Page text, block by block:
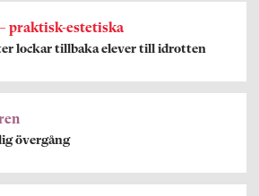
praktisk-estetiska
lockar tillbaka elever till idrotten
övergång